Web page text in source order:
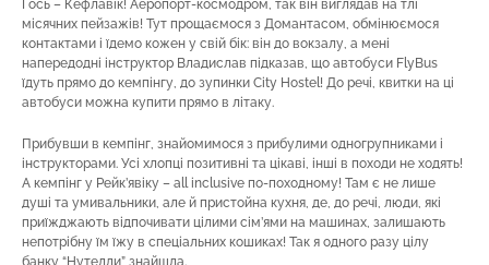
І ось – Кефлавік! Аеропорт-космодром, так він виглядав на тлі
місячних пейзажів! Тут прощаємося з Домантасом, обмінюємося
контактами і їдемо кожен у свій бік: він до вокзалу, а мені
напередодні інструктор Владислав підказав, що автобуси FlyBus
їдуть прямо до кемпінгу, до зупинки City Hostel! До речі, квитки на ці
автобуси можна купити прямо в літаку.
Прибувши в кемпінг, знайомимося з прибулими одногрупниками і
інструкторами. Усі хлопці позитивні та цікаві, інші в походи не ходять!
А кемпінг у Рейк’явіку – all inclusive по-походному! Там є не лише
душі та умивальники, але й пристойна кухня, де, до речі, люди, які
приїжджають відпочивати цілими сім’ями на машинах, залишають
непотрібну їм їжу в спеціальних кошиках! Так я одного разу цілу
банку “Нутелли” знайшла.